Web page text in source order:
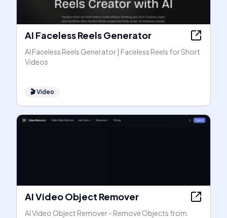
AI Faceless Reels Generator
AI Faceless Reels Generator | Faceless Reels for Short
Videos
🎬Video
AI Video Object Remover
AI Video Object Remover - Remove Objects from